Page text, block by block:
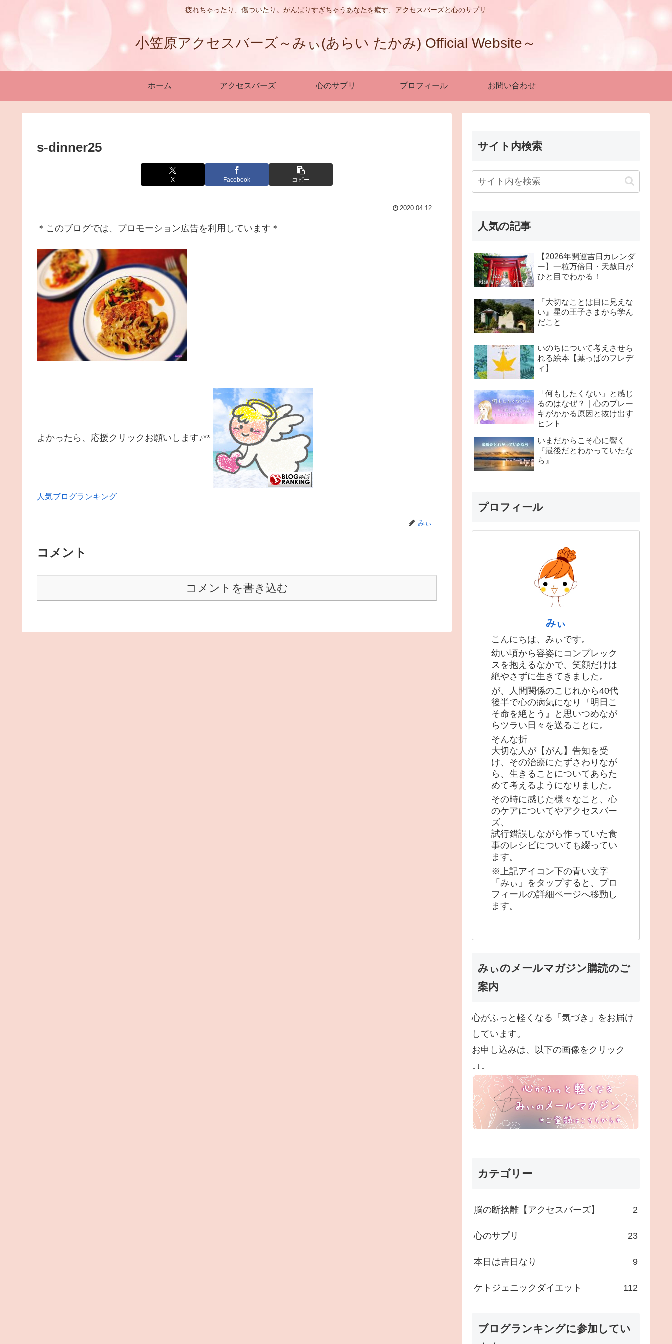
疲れちゃったり、傷ついたり。がんばりすぎちゃうあなたを癒す、アクセスバーズと心のサプリ
小笠原アクセスバーズ～みぃ(あらい たかみ) Official Website～
ホーム アクセスバーズ 心のサプリ プロフィール お問い合わせ
s-dinner25
X Facebook コピー
2020.04.12
＊このブログでは、プロモーション広告を利用しています＊
よかったら、応援クリックお願いします♪**
人気ブログランキング
みぃ
コメント
コメントを書き込む
サイト内検索
人気の記事
【2026年開運吉日カレンダ
ー】一粒万倍日・天赦日が
ひと目でわかる！
『大切なことは目に見えな
い』星の王子さまから学ん
だこと
いのちについて考えさせら
れる絵本【葉っぱのフレデ
ィ】
「何もしたくない」と感じ
るのはなぜ？｜心のブレー
キがかかる原因と抜け出す
ヒント
いまだからこそ心に響く
『最後だとわかっていたな
ら』
プロフィール
みぃ
こんにちは、みぃです。
幼い頃から容姿にコンプレック
スを抱えるなかで、笑顔だけは
絶やさずに生きてきました。
が、人間関係のこじれから40代
後半で心の病気になり『明日こ
そ命を絶とう』と思いつめなが
らツラい日々を送ることに。
そんな折
大切な人が【がん】告知を受
け、その治療にたずさわりなが
ら、生きることについてあらた
めて考えるようになりました。
その時に感じた様々なこと、心
のケアについてやアクセスバー
ズ、
試行錯誤しながら作っていた食
事のレシピについても綴ってい
ます。
※上記アイコン下の青い文字
「みぃ」をタップすると、プロ
フィールの詳細ページへ移動し
ます。
みぃのメールマガジン購読のご
案内
心がふっと軽くなる「気づき」をお届け
しています。
お申し込みは、以下の画像をクリック
↓↓↓
カテゴリー
脳の断捨離【アクセスバーズ】 2
心のサプリ 23
本日は吉日なり 9
ケトジェニックダイエット 112
ブログランキングに参加してい